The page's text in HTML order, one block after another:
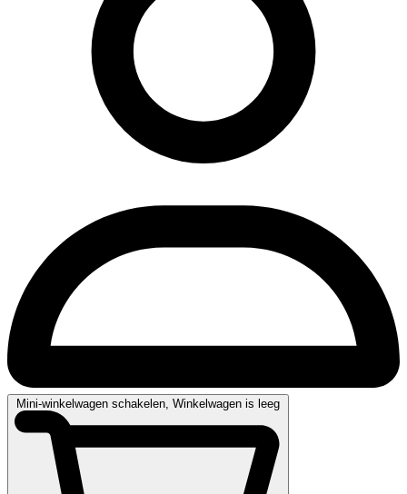
Mini-winkelwagen schakelen, Winkelwagen is leeg